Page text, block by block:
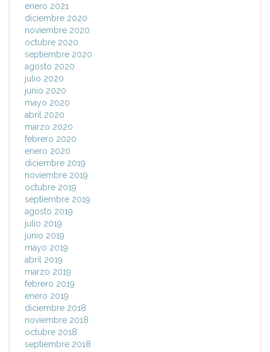
enero 2021
diciembre 2020
noviembre 2020
octubre 2020
septiembre 2020
agosto 2020
julio 2020
junio 2020
mayo 2020
abril 2020
marzo 2020
febrero 2020
enero 2020
diciembre 2019
noviembre 2019
octubre 2019
septiembre 2019
agosto 2019
julio 2019
junio 2019
mayo 2019
abril 2019
marzo 2019
febrero 2019
enero 2019
diciembre 2018
noviembre 2018
octubre 2018
septiembre 2018